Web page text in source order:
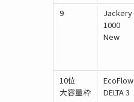
9
Jackery
1000
New
10位
大容量枠
EcoFlow
DELTA 3